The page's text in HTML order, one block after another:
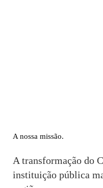
A nossa missão
A transformação do
instituição pública